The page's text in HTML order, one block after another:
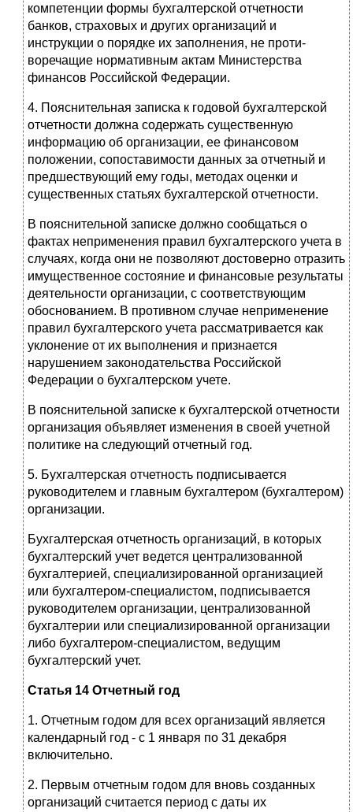
компетенции формы бухгалтерской отчетности
банков, страховых и других организаций и
инструкции о порядке их заполнения, не проти­
воречащие нормативным актам Министерства
финансов Российской Федерации.
4. Пояснительная записка к годовой бухгалтерской
отчетности должна содержать существенную
информацию об организации, ее финансовом
положении, сопостави­мости данных за отчетный и
предшествующий ему годы, методах оценки и
сущест­венных статьях бухгалтерской отчетности.
В пояснительной записке должно сообщаться о
фактах неприменения правил бухгалтерского учета в
случаях, когда они не позволяют достоверно отразить
имущественное состояние и финансовые результаты
деятельности организации, с соответствующим
обоснованием. В противном случае неприменение
правил бух­галтерского учета рассматривается как
уклонение от их выполнения и признается
нарушением законодательства Российской
Федерации о бухгалтерском учете.
В пояснительной записке к бухгалтерской отчетности
организация объявляет изменения в своей учетной
политике на следующий отчетный год.
5. Бухгалтерская отчетность подписывается
руководителем и главным бухгал­тером (бухгалтером)
организации.
Бухгалтерская отчетность организаций, в которых
бухгалтерский учет ведется централизованной
бухгалтерией, специализированной организацией
или бухгал­тером-специалистом, подписывается
руководителем организации, централизован­ной
бухгалтерии или специализированной организации
либо бухгалтером-специалистом, ведущим
бухгалтерский учет.
Статья 14 Отчетный год
1. Отчетным годом для всех организаций является
календарный год - с 1 января по 31 декабря
включительно.
2. Первым отчетным годом для вновь созданных
организаций считается период с даты их